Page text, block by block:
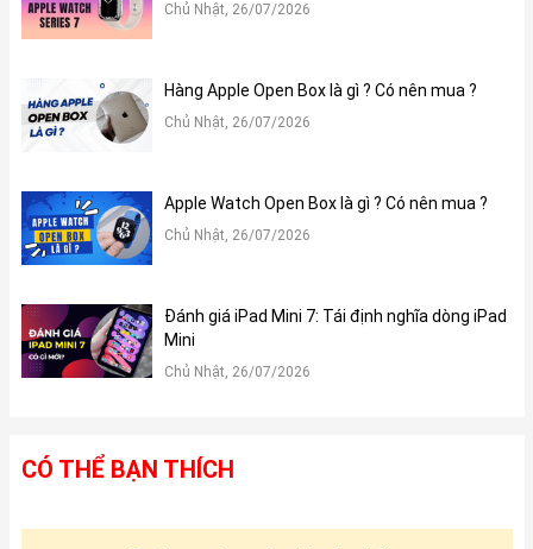
Chủ Nhật, 26/07/2026
Hàng Apple Open Box là gì ? Có nên mua ?
Chủ Nhật, 26/07/2026
Apple Watch Open Box là gì ? Có nên mua ?
Chủ Nhật, 26/07/2026
Đánh giá iPad Mini 7: Tái định nghĩa dòng iPad
Mini
Chủ Nhật, 26/07/2026
CÓ THỂ BẠN THÍCH